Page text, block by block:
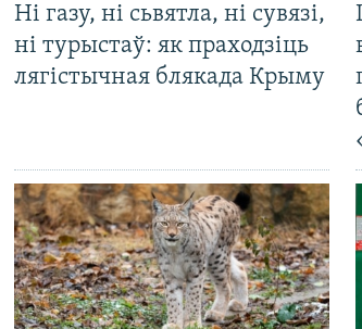
Ні газу, ні сьвятла, ні сувязі,
ні турыстаў: як праходзіць
лягістычная блякада Крыму